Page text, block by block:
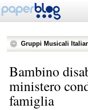
Gruppi Musicali
Bambino
ministero
famiglia